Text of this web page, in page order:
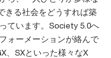
きる社会をどうすれば築
ています。Society 5.0へ
ォーメーションが絡んで
、SXといった様々なX